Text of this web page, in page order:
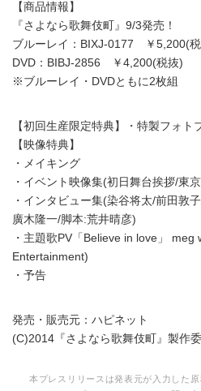
【商品情報】
『さよなら歌舞伎町』9/3発売！
ブルーレイ：BIXJ-0177 ￥5,200(
DVD：BIBJ-2856 ￥4,200(税抜)
※ブルーレイ・DVDともに2枚組
【初回生産限定特典】・特製フォト
【映像特典】
・メイキング
・イベント映像集(初日舞台挨拶/東
・インタビュー集(染谷将太/前田敦
廣木隆一/脚本:荒井晴彦)
・主題歌PV「Believe in love」 meg
Entertainment)
・予告
発売・販売元：ハピネット
(C)2014『さよなら歌舞伎町』製作
本プレスリリースは発表元が入力した